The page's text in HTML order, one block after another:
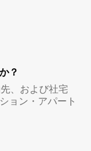
？
、および社宅
ョン・アパート